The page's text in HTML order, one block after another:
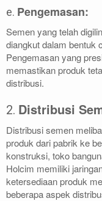
e. Pengemasan:
Semen yang telah
diangkut dalam bentuk
Pengemasan yang
memastikan produk
distribusi.
2. Distribusi
Distribusi semen
produk dari pabrik ke
konstruksi, toko
Holcim memiliki
ketersediaan produk
beberapa aspek